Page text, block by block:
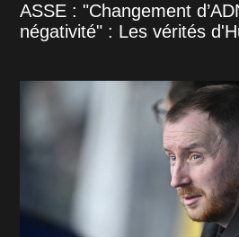
ASSE : "Changement
négativité" : Les vérités